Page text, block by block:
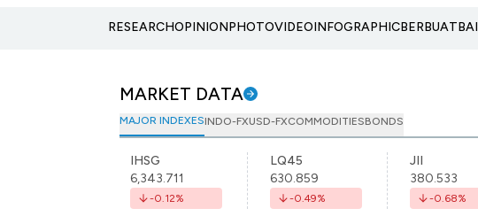
RESEARCHOPINIONPHOTOVIDEOINFOGRAPHIC
MARKET DATA
MAJOR INDEXESINDO-FXUSD-FXCOMMODITIESBONDS
IHSG
6,343.711
-0.12%
LQ45
630.859
-0.49%
JII
380.533
-0.68%